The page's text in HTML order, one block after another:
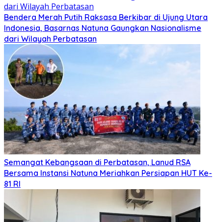
Bendera Merah Putih Raksasa Berkibar di Ujung Utara
Indonesia, Basarnas Natuna Gaungkan Nasionalisme
dari Wilayah Perbatasan
Semangat Kebangsaan di Perbatasan, Lanud RSA
Bersama Instansi Natuna Meriahkan Persiapan HUT Ke-
81 RI